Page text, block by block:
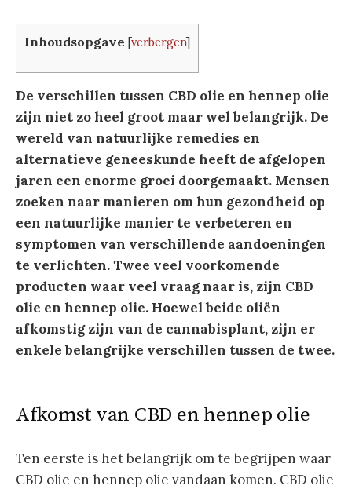
Inhoudsopgave [verbergen]
De verschillen tussen CBD olie en hennep olie
zijn niet zo heel groot maar wel belangrijk. De
wereld van natuurlijke remedies en
alternatieve geneeskunde heeft de afgelopen
jaren een enorme groei doorgemaakt. Mensen
zoeken naar manieren om hun gezondheid op
een natuurlijke manier te verbeteren en
symptomen van verschillende aandoeningen
te verlichten. Twee veel voorkomende
producten waar veel vraag naar is, zijn CBD
olie en hennep olie. Hoewel beide oliën
afkomstig zijn van de cannabisplant, zijn er
enkele belangrijke verschillen tussen de twee.
Afkomst van CBD en hennep olie
Ten eerste is het belangrijk om te begrijpen waar
CBD olie en hennep olie vandaan komen. CBD olie